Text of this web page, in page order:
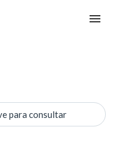
para consultar